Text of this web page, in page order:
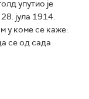
упутио је
јула 1914.
у коме се каже:
се од сада